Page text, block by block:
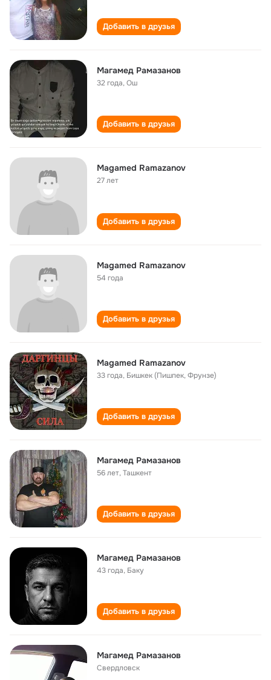
Добавить в друзья
Магамед Рамазанов
32 года,Ош
Добавить в друзья
Magamed Ramazanov
27 лет
Добавить в друзья
Magamed Ramazanov
54 года
Добавить в друзья
Magamed Ramazanov
33 года, Бишкек (Пишпек, Фрунзе)
Добавить в друзья
Магамед Рамазанов
56 лет,Ташкент
Добавить в друзья
Магамед Рамазанов
43 года, Баку
Добавить в друзья
Магамед Рамазанов
Свердловск